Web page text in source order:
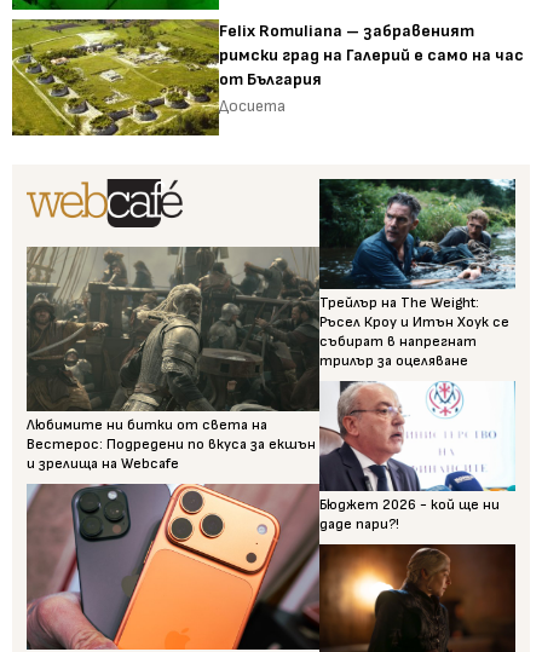
Felix Romuliana – забравеният
римски град на Галерий е само на час
от България
Досиета
Любимите ни битки от света на
Вестерос: Подредени по вкуса за екшън
и зрелища на Webcafe
Трейлър на The Weight:
Ръсел Кроу и Итън Хоук се
събират в напрегнат
трилър за оцеляване
Бюджет 2026 - кой ще ни
даде пари?!